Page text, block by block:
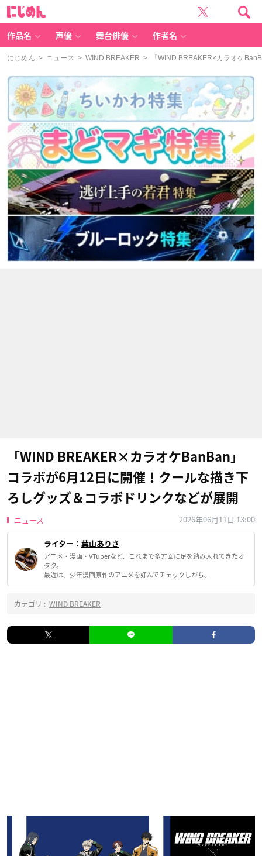
作品名 声優 舞台俳優 作者名
にじめん > ニュース > WIND BREAKER > 「WIND BREAKER×カラオケ
「WIND BREAKER×カラオケBanBan」
コラボが6月12日に開催！クールな描き下
ろしグッズ＆コラボドリンクなどが展開
ニュース 2026年06月11日 13:00
ライター： 葉山ありさ
アニメ・漫画・VTuberなど、これまで多方面に足を踏み入れてきたオ
タク。
最近は、少年漫画原作のアニメを好んでチェックしがち。
カテゴリ : WIND BREAKER